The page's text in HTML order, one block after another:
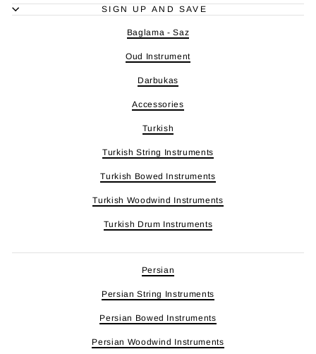
SIGN UP AND SAVE
Baglama - Saz
Oud Instrument
Darbukas
Accessories
Turkish
Turkish String Instruments
Turkish Bowed Instruments
Turkish Woodwind Instruments
Turkish Drum Instruments
Persian
Persian String Instruments
Persian Bowed Instruments
Persian Woodwind Instruments